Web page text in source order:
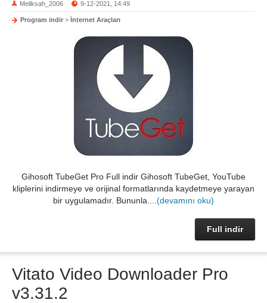
Meliksah_2006 9-12-2021, 14:49
Program indir > İnternet Araçları
Gihosoft TubeGet Pro Full indir Gihosoft TubeGet, YouTube
kliplerini indirmeye ve orijinal formatlarında kaydetmeye yarayan
bir uygulamadır. Bununla.... (devamını oku)
Full indir
Vitato Video Downloader Pro
v3.31.2